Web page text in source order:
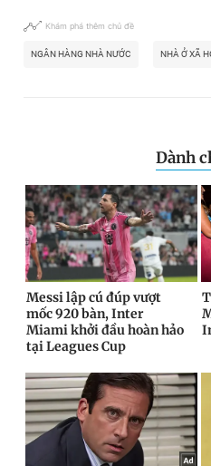
Khám phá thêm chủ đề
NGÂN HÀNG NHÀ NƯỚC NHÀ Ở XÃ